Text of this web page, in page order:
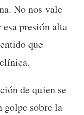
No nos vale
presión alta
que
de quien se
golpe sobre la